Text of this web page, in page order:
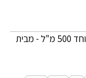
נטורל פורמולה ג'ל לעיצוב חזק במיוחד 500 מ"ל - מבית